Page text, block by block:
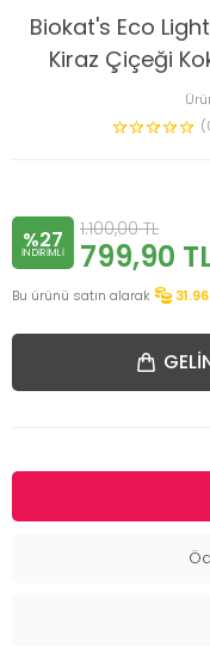
Biokat's Eco
Kiraz Çiçeği
%27
INDIRIMLI
1.100,00TL
799,90
Bu ürünü satın alarak 31.96